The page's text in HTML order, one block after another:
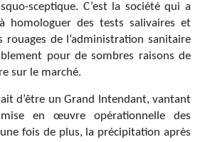
sceptique. C’est la société qui a
homologuer des tests salivaires et
rouages de l’administration sanitaire
pour de sombres raisons de
sur le marché.
d’être un Grand Intendant, vantant
en œuvre opérationnelle des
fois de plus, la précipitation après